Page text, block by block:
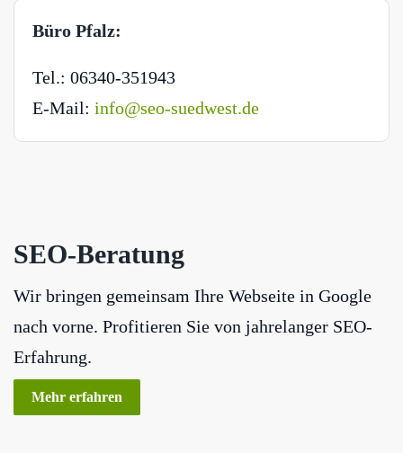
Büro Pfalz:
Tel.: 06340-351943
E-Mail: info@seo-suedwest.de
SEO-Beratung
Wir bringen gemeinsam Ihre Webseite in Google
nach vorne. Profitieren Sie von jahrelanger SEO-
Erfahrung.
Mehr erfahren